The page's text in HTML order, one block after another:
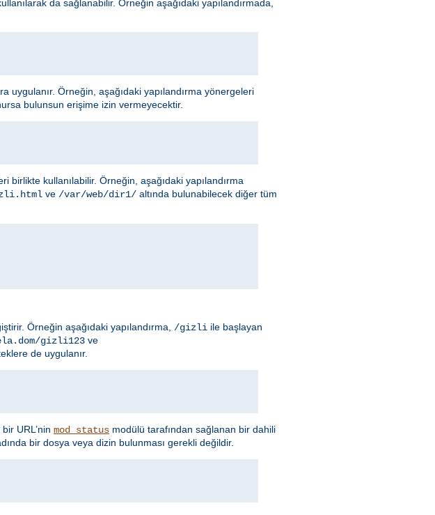
da sağlanabilir. Örneğin aşağıdaki yapılandırmada,
uygulanır. Örneğin, aşağıdaki yapılandırma yönergeleri
bulunsun erişime izin vermeyecektir.
birlikte kullanılabilir. Örneğin, aşağıdaki yapılandırma
ve /var/web/dir1/ altında bulunabilecek diğer tüm
Örneğin aşağıdaki yapılandırma, /gizli ile başlayan
gizli123 ve
de uygulanır.
URL’nin mod_status modülü tarafından sağlanan bir dahili
bir dosya veya dizin bulunması gerekli değildir.